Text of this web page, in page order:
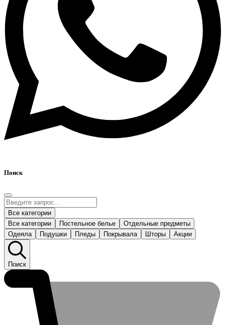
Поиск
Все категории
Все категории
Постельное белье
Отдельные предметы
Одеяла
Подушки Пледы Покрывала Шторы Акции
Поиск